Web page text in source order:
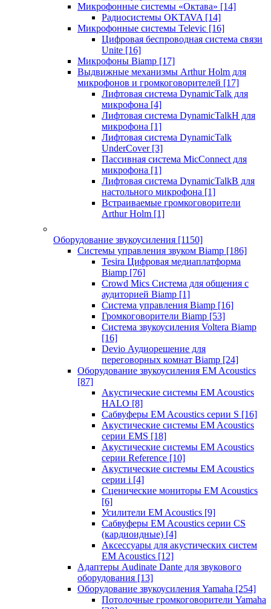
Микрофонные системы «Октава» [14]
Радиосистемы OKTAVA [14]
Микрофонные системы Televic [16]
Цифровая беспроводная система связи
Unite [16]
Микрофоны Biamp [17]
Выдвижные механизмы Arthur Holm для
микрофонов и громкоговорителей [17]
Лифтовая система DynamicTalk для
микрофона [4]
Лифтовая система DynamicTalkH для
микрофона [1]
Лифтовая система DynamicTalk
UnderCover [3]
Пассивная система MicConnect для
микрофона [1]
Лифтовая система DynamicTalkB для
настольного микрофона [1]
Встраиваемые громкоговорители
Arthur Holm [1]
Оборудование звукоусиления [1150]
Системы управления звуком Biamp [186]
Tesira Цифровая медиаплатформа
Biamp [76]
Crowd Mics Система для общения с
аудиторией Biamp [1]
Система управления Biamp [16]
Громкоговорители Biamp [53]
Система звукоусиления Voltera Biamp
[16]
Devio Аудиорешение для
переговорных комнат Biamp [24]
Оборудование звукоусиления EM Acoustics
[87]
Акустические системы EM Acoustics
HALO [8]
Сабвуферы EM Acoustics серии S [16]
Акустические системы EM Acoustics
серии EMS [18]
Акустические системы EM Acoustics
серии Reference [10]
Акустические системы EM Acoustics
серии i [4]
Сценические мониторы EM Acoustics
[6]
Усилители EM Acoustics [9]
Сабвуферы EM Acoustics серии CS
(кардиоидные) [4]
Аксессуары для акустических систем
EM Acoustics [12]
Адаптеры Audinate Dante для звукового
оборудования [13]
Оборудование звукоусиления Yamaha [254]
Потолочные громкоговорители Yamaha